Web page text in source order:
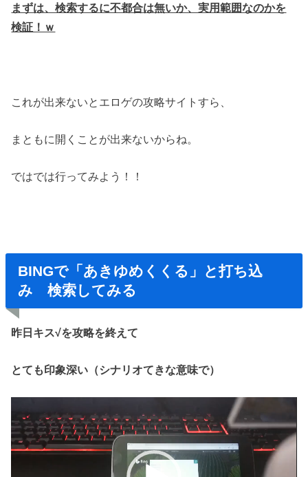
まずは、検索するに不都合は無いか、実用範囲なのかを
検証！ｗ
これが出来ないとエロゲの攻略サイトすら、
まともに開くことが出来ないからね。
ではでは行ってみよう！！
BINGで「あきゆめくくる」と打ち込
み 検索してみる
昨日キス√を攻略を終えて
とても印象深い（シナリオてきな意味で）
画
プ
レ